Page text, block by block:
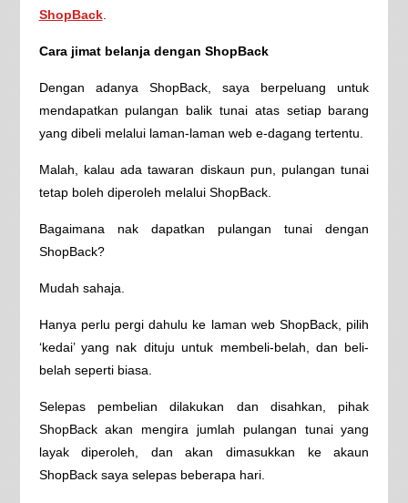
ShopBack.
Cara jimat belanja dengan ShopBack
Dengan adanya ShopBack, saya berpeluang untuk
mendapatkan pulangan balik tunai atas setiap barang
yang dibeli melalui laman-laman web e-dagang tertentu.
Malah, kalau ada tawaran diskaun pun, pulangan tunai
tetap boleh diperoleh melalui ShopBack.
Bagaimana nak dapatkan pulangan tunai dengan
ShopBack?
Mudah sahaja.
Hanya perlu pergi dahulu ke laman web ShopBack, pilih
‘kedai’ yang nak dituju untuk membeli-belah, dan beli-
belah seperti biasa.
Selepas pembelian dilakukan dan disahkan, pihak
ShopBack akan mengira jumlah pulangan tunai yang
layak diperoleh, dan akan dimasukkan ke akaun
ShopBack saya selepas beberapa hari.